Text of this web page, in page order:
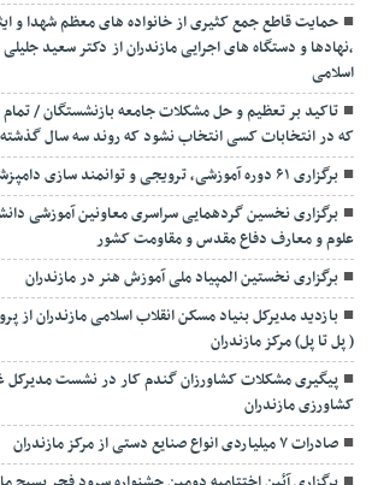
حمایت قاطع جمع کثیری از خانواده های معظم شهدا و
،نهادها و دستگاه های اجرایی مازندران از دکتر سعید
اسلامی
تاکید بر تعظیم و حل مشکلات جامعه بازنشستگان /
که در انتخابات کسی انتخاب نشود که روند سه سال گذشته
برگزاری ۶۱ دوره آموزشی، ترویجی و توانمند سازی دامپزشکی در مازندران
برگزاری نخسین گردهمایی سراسری معاونین آموزشی
علوم و معارف دفاع مقدس و مقاومت کشور
برگزاری نخستین المپیاد ملی آموزش هنر در مازندران
بازدید مدیرکل بنیاد مسکن انقلاب اسلامی مازندران
( پل تا پل) مرکز مازندران
پیگیری مشکلات کشاورزان گندم کار در نشست مدیرکل
کشاورزی مازندران
صادرات ۷ میلیاردی انواع صنایع دستی از مرکز مازندران